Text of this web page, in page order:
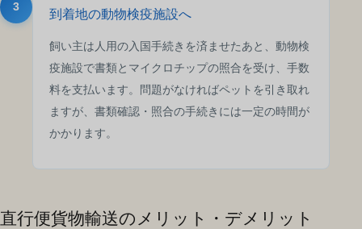
3
到着地の動物検疫施設へ
飼い主は人用の入国手続きを済ませたあと、動物検
疫施設で書類とマイクロチップの照合を受け、手数
料を支払います。問題がなければペットを引き取れ
ますが、書類確認・照合の手続きには一定の時間が
かかります。
直行便貨物輸送のメリット・デメリット